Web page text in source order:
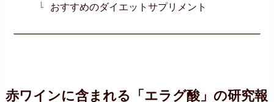
おすすめのダイエットサプリメント
赤ワインに含まれる「エラグ酸」の研究報